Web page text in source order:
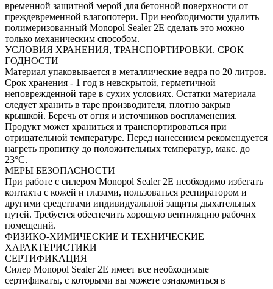
временной защитной мерой для бетонной поверхности от
преждевременной влагопотери. При необходимости удалить
полимеризованный Monopol Sealer 2E сделать это можно
только механическим способом.
УСЛОВИЯ ХРАНЕНИЯ, ТРАНСПОРТИРОВКИ. СРОК
ГОДНОСТИ
Материал упаковывается в металлические ведра по 20 литров.
Срок хранения - 1 год в невскрытой, герметичной
неповрежденной таре в сухих условиях. Остатки материала
следует хранить в таре производителя, плотно закрыв
крышкой. Беречь от огня и источников воспламенения.
Продукт может храниться и транспортироваться при
отрицательной температуре. Перед нанесением рекомендуется
нагреть пропитку до положительных температур, макс. до
23°С.
МЕРЫ БЕЗОПАСНОСТИ
При работе с силером Monopol Sealer 2E необходимо избегать
контакта с кожей и глазами, пользоваться респиратором и
другими средствами индивидуальной защиты дыхательных
путей. Требуется обеспечить хорошую вентиляцию рабочих
помещений.
ФИЗИКО-ХИМИЧЕСКИЕ И ТЕХНИЧЕСКИЕ
ХАРАКТЕРИСТИКИ
СЕРТИФИКАЦИЯ
Силер Monopol Sealer 2E имеет все необходимые
сертификаты, с которыми вы можете ознакомиться в